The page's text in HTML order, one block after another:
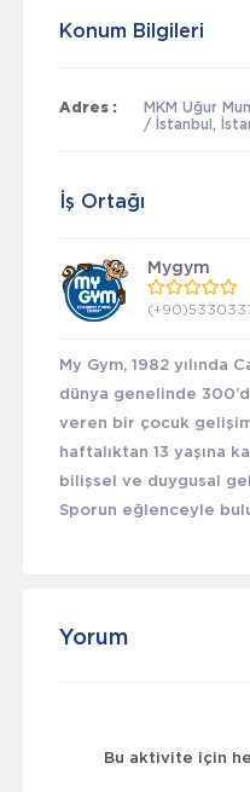
Konum Bilgileri
Adres :
MKM Uğur
/ İstanbul,
İş Ortağı
Mygym
My Gym, 1982 yılında
dünya genelinde
veren bir çocuk
haftalıktan 13 yaşına
bilişsel ve duygusal
Sporun eğlenceyle
Yorum
Bu aktivite için